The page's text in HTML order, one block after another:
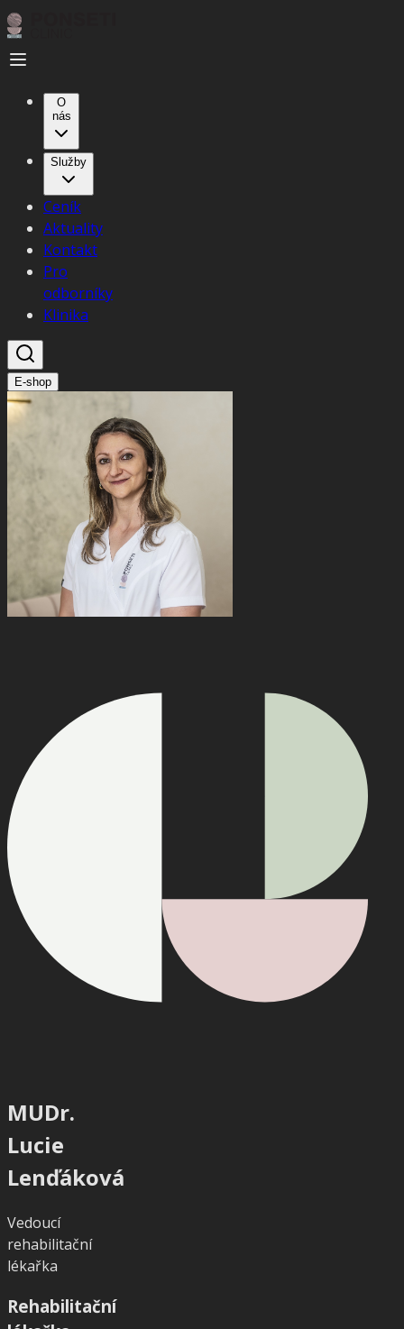
O
nás
Služby
Ceník
Aktuality
Kontakt
Pro
odborníky
Klinika
E-shop
MUDr.
Lucie
Lenďáková
Vedoucí
rehabilitační
lékařka
Rehabilitační